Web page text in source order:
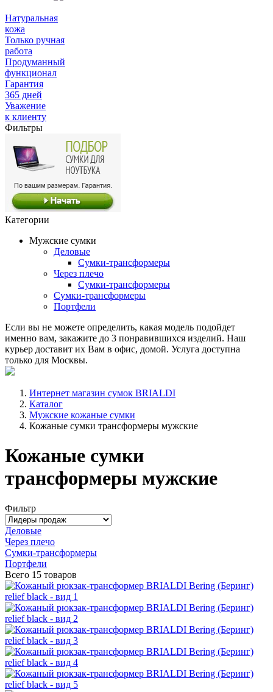
Натуральная
кожа
Только ручная
работа
Продуманный
функционал
Гарантия
365 дней
Уважение
к клиенту
Фильтры
Категории
Мужские сумки
Деловые
Сумки-трансформеры
Через плечо
Сумки-трансформеры
Сумки-трансформеры
Портфели
Если вы не можете определить, какая модель подойдет
именно вам, закажите до 3 понравившихся изделий. Наш
курьер доставит их Вам в офис, домой. Услуга доступна
только для Москвы.
Интернет магазин сумок BRIALDI
Каталог
Мужские кожаные сумки
Кожаные сумки трансформеры мужские
Кожаные сумки
трансформеры мужские
Фильтр
Деловые
Через плечо
Сумки-трансформеры
Портфели
Всего 15 товаров